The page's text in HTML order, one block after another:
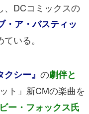
、DCコミックスの
・ア・バスティッ
いる。
クシー』 の劇伴と
ト」新CMの楽曲を
ー・フォックス氏